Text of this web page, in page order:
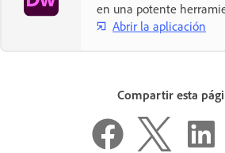
en una potente
Abrir la aplicación
Compartir esta